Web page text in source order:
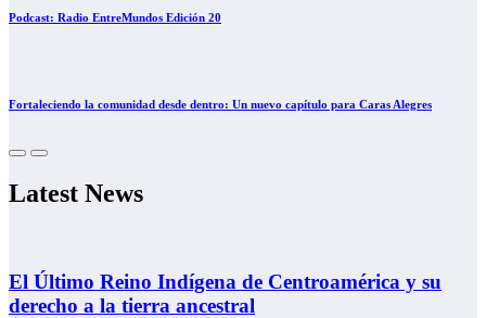
Podcast: Radio EntreMundos Edición 20
Fortaleciendo la comunidad desde dentro: Un nuevo capítulo para Caras Alegres
Latest News
El Último Reino Indígena de Centroamérica y su
derecho a la tierra ancestral